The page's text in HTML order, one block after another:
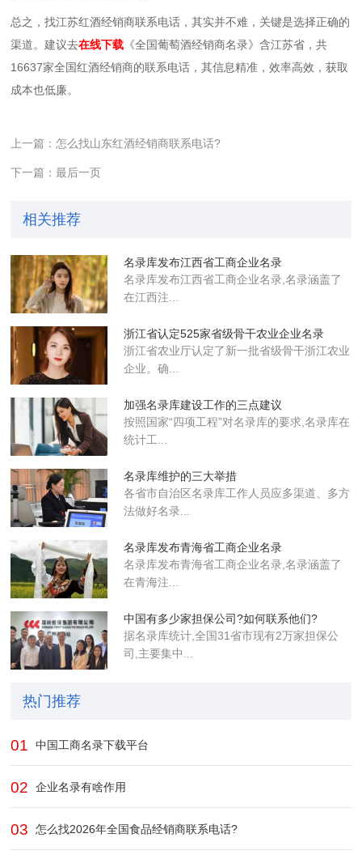
总之，找江苏红酒经销商联系电话，其实并不难，关键是选择正确的
渠道。建议去在线下载 《全国葡萄酒经销商名录》含江苏省，共
16637家全国红酒经销商的联系电话，其信息精准，效率高效，获取
成本也低廉。
上一篇：怎么找山东红酒经销商联系电话?
下一篇：最后一页
相关推荐
名录库发布江西省工商企业名录
名录库​发布江西省工商企业名录,名录涵盖了
在江西注...
浙江省认定525家省级骨干农业企业​名录
浙江省农业厅认定了新一批省级骨干浙江农业
企业​。确...
加强名录库建设工作的三点建议
按照国家“四项工程”对名录库的要求,名录库在
统计工...
名录库维护的三大举措
各省市自治区名录库工作人员应多渠道、多方
法做好名录...
名录库发布青海省工商企业名录
名录库​发布青海省工商企业名录,名录涵盖了
在青海注...
中国有多少家担保公司?如何联系他们?
据名录库统计,全国31省市现有2万家担保公
司,主要集中...
热门推荐
01 中国工商名录下载平台
02 企业名录有啥作用
03 怎么找2026年全国食品经销商联系电话?